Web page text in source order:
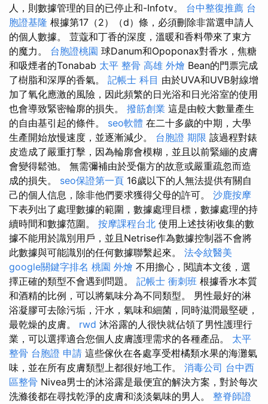
人，則數據管理的目的已停止和-Infotv。 台中整復推薦 台
胞證基隆 根據第17（2）（d）條，必須刪除非當選申請人
的個人數據。 荳蔻和丁香的深度，溫暖和香料帶來了東方
的魔力。 台胞證桃園 球Danum和Opoponax對香水，焦糖
和吸煙者的Tonabab 太平 整骨 高雄 外燴 Bean的門票完成
了樹脂和深厚的香氣。 記帳士 科目 由於UVA和UVB射線增
加了氧化應激的風險，因此頻繁的日光浴和日光浴室的使用
也會導致緊密輪廓的損失。 撥筋創業 這是由較大數量產生
的自由基引起的條件。 seo軟體 在二十多歲的中期，大學
生產開始放慢速度，並逐漸減少。 台胞證 期限 該過程對錶
皮造成了嚴重打擊，因為輪廓會模糊，並且以前緊繃的皮膚
會變得鬆弛。 無需彌補由於受傷方的故意或嚴重疏忽而造
成的損失。 seo保證第一頁 16歲以下的人無法提供有關自
己的個人信息，除非他們要求獲得父母的許可。 沙鹿按摩
下表列出了處理數據的範圍，數據處理目標，數據處理的持
續時間和數據范圍。 按摩課程台北 使用上述技術收集的數
據不能用於識別用戶，並且Netrise作為數據控制器不會將
此數據與可能識別的任何數據聯繫起來。 法令紋醫美
google關鍵字排名 桃園 外燴 不用擔心，閱讀本文後，選
擇正確的類型不會遇到問題。 記帳士 衝刺班 根據香水本質
和酒精的比例，可以將氣味分為不同類型。 男性最好的淋
浴凝膠可去除污垢，汗水，氣味和細菌，同時滋潤最堅硬，
最乾燥的皮膚。 rwd 沐浴露的人很快就佔領了男性護理行
業，可以選擇適合您個人皮膚護理需求的各種產品。 太平
整骨 台胞證 申請 這些傢伙在各處享受柑橘類水果的海灘氣
味，並在所有皮膚類型上都很好地工作。 消毒公司 台中西
區整骨 Nivea男士的沐浴露是最便宜的解決方案，對於每次
洗滌後都在尋找乾淨的皮膚和淡淡氣味的男人。 整脊師證